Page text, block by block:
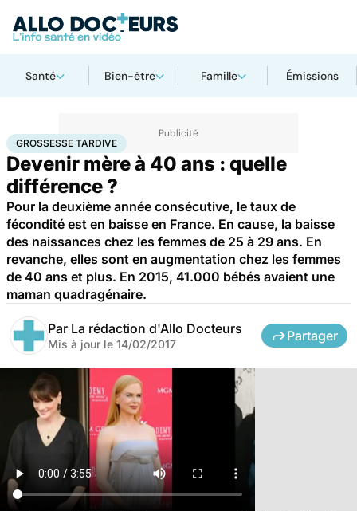
Santé Bien-être Famille Émissions
AccueilFamilleGrossesseGrossesse tardive
GROSSESSE TARDIVE
Devenir mère à 40 ans : quelle
différence ?
Pour la deuxième année consécutive, le taux de
fécondité est en baisse en France. En cause, la baisse
des naissances chez les femmes de 25 à 29 ans. En
revanche, elles sont en augmentation chez les femmes
de 40 ans et plus. En 2015, 41.000 bébés avaient une
maman quadragénaire.
Par La rédaction d'Allo Docteurs
Mis à jour le 14/02/2017
Partager